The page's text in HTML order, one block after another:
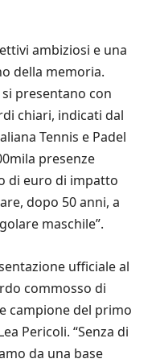
ambiziosi e una
della memoria.
presentano con
chiari, indicati dal
Tennis e Padel
presenze
di euro di impatto
dopo 50 anni, a
maschile”.
ufficiale al
commosso di
campione del primo
Pericoli. “Senza di
da una base